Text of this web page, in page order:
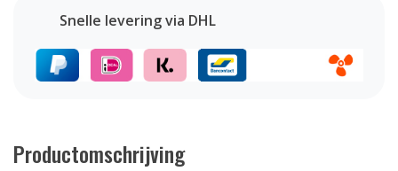
Snelle levering via DHL
Productomschrijving